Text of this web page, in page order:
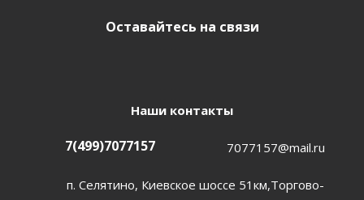
Оставайтесь на связи
Наши контакты
7(499)7077157 7077157@mail.ru
п. Селятино, Киевское шоссе 51км,Торгово-